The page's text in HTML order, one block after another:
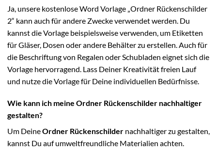
Ja, unsere kostenlose Word Vorlage „Ordner Rückenschilder
2“ kann auch für andere Zwecke verwendet werden. Du
kannst die Vorlage beispielsweise verwenden, um Etiketten
für Gläser, Dosen oder andere Behälter zu erstellen. Auch für
die Beschriftung von Regalen oder Schubladen eignet sich die
Vorlage hervorragend. Lass Deiner Kreativität freien Lauf
und nutze die Vorlage für Deine individuellen Bedürfnisse.
Wie kann ich meine Ordner Rückenschilder nachhaltiger
gestalten?
Um DeineOrdner Rückenschilder nachhaltiger zu gestalten,
kannst Du auf umweltfreundliche Materialien achten.